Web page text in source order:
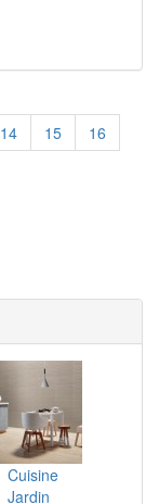
14 15 16
Cuisine
Jardin